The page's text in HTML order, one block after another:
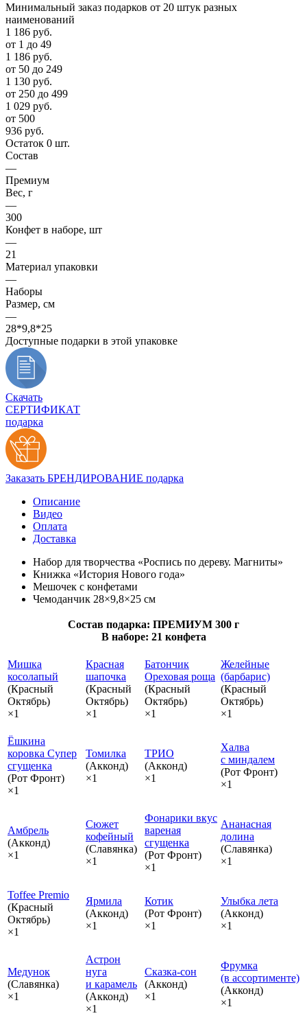
Минимальный заказ подарков от 20 штук разных
наименований
1 186 руб.
от 1 до 49
1 186 руб.
от 50 до 249
1 130 руб.
от 250 до 499
1 029 руб.
от 500
936 руб.
Остаток 0 шт.
Состав
—
Премиум
Вес, г
—
300
Конфет в наборе, шт
—
21
Материал упаковки
—
Наборы
Размер, см
—
28*9,8*25
Доступные подарки в этой упаковке
Скачать
СЕРТИФИКАТ
подарка
Заказать БРЕНДИРОВАНИЕ подарка
Описание
Видео
Оплата
Доставка
Набор для творчества «Роспись по дереву. Магниты»
Книжка «История Нового года»
Мешочек с конфетами
Чемоданчик 28×9,8×25 см
Состав подарка: ПРЕМИУМ 300 г
В наборе: 21 конфета
Мишка
косолапый
(Красный
Октябрь)
×1
Красная
шапочка
(Красный
Октябрь)
×1
Батончик
Ореховая роща
(Красный
Октябрь)
×1
Желейные
(барбарис)
(Красный
Октябрь)
×1
Ёшкина
коровка Супер
сгущенка
(Рот Фронт)
×1
Томилка
(Акконд)
×1
ТРИО
(Акконд)
×1
Халва
с миндалем
(Рот Фронт)
×1
Амбрель
(Акконд)
×1
Сюжет
кофейный
(Славянка)
×1
Фонарики вкус
вареная
сгущенка
(Рот Фронт)
×1
Ананасная
долина
(Славянка)
×1
Toffee Premio
(Красный
Октябрь)
×1
Ярмила
(Акконд)
×1
Котик
(Рот Фронт)
×1
Улыбка лета
(Акконд)
×1
Медунок
(Славянка)
×1
Астрон
нуга
и карамель
(Акконд)
×1
Сказка‑сон
(Акконд)
×1
Фрумка
(в ассортименте)
(Акконд)
×1